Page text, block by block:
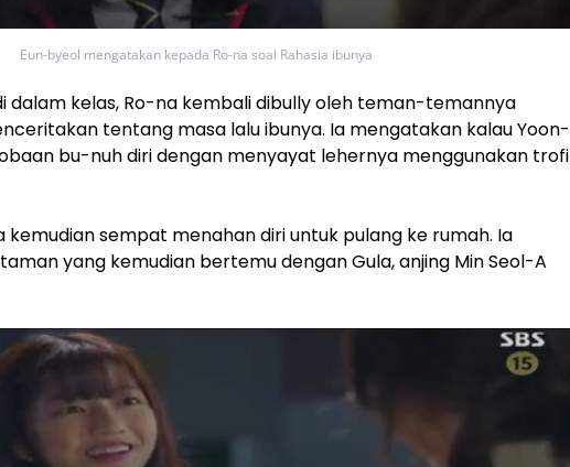
Eun-byeol mengatakan kepada Ro-na soal Rahasia ibunya
dalam kelas, Ro-na kembali dibully oleh teman-temannya
tentang masa lalu ibunya. Ia mengatakan kalau Yoon-
bu-nuh diri dengan menyayat lehernya menggunakan trofi
kemudian sempat menahan diri untuk pulang ke rumah. Ia
yang kemudian bertemu dengan Gula, anjing Min Seol-A